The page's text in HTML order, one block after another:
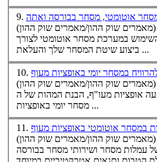
9.
(מאמרים שוק ההון/מאמרים שוק ההון)
במערכת מסחר אוטומטי לצורך
ביצוע שיטת המסחר שלך והעלאת ...
10.
(מאמרים שוק ההון/מאמרים שוק ההון)
אופציות מעו"ף, הבנת המהות של ה
מסחר יומי באופציות ...
11.
(מאמרים שוק ההון/מאמרים שוק ההון)
עמלות מסחר ושירותי מסחר בבורסה